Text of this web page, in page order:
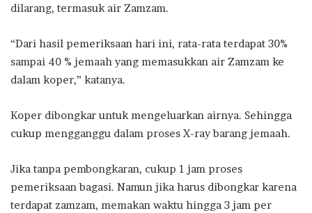
dilarang, termasuk air Zamzam.
“Dari hasil pemeriksaan hari ini, rata-rata terdapat 30%
sampai 40 % jemaah yang memasukkan air Zamzam ke
dalam koper,” katanya.
Koper dibongkar untuk mengeluarkan airnya. Sehingga
cukup mengganggu dalam proses X-ray barang jemaah.
Jika tanpa pembongkaran, cukup 1 jam proses
pemeriksaan bagasi. Namun jika harus dibongkar karena
terdapat zamzam, memakan waktu hingga 3 jam per